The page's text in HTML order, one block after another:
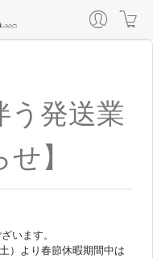
う発送業
】
います。
）より春節休暇期間中は